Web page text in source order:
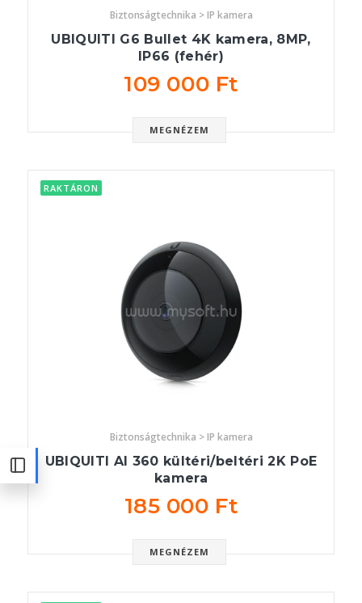
Biztonságtechnika > IP kamera
UBIQUITI G6 Bullet 4K kamera, 8MP,
IP66 (fehér)
109 000 Ft
MEGNÉZEM
RAKTÁRON
Biztonságtechnika > IP kamera
UBIQUITI AI 360 kültéri/beltéri 2K PoE
kamera
185 000 Ft
MEGNÉZEM